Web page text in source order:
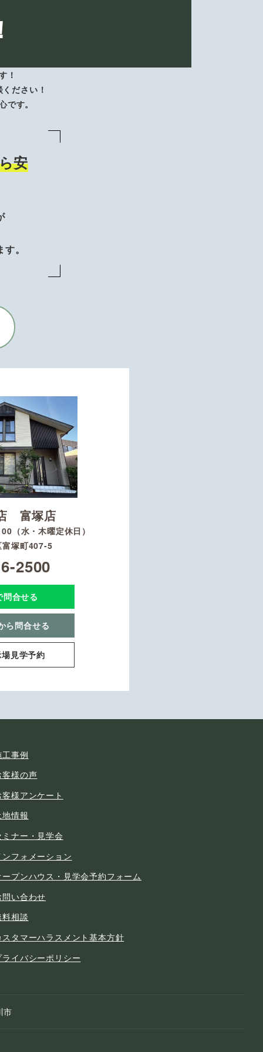
！
ださい！
す。
安
。
富塚店
（水・木曜定休日）
富塚町407-5
2500
問合せる
ら問合せる
見学予約
工事例
客様の声
客様アンケート
地情報
ミナー・見学会
ンフォメーション
ープンハウス・見学会予約フォーム
問い合わせ
料相談
スタマーハラスメント基本方針
ライバシーポリシー
市